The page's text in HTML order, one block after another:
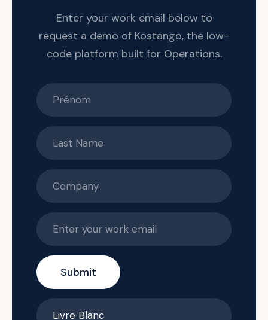
Enter your work email below to
request a demo of Kostango, the low-
code platform built for Operations.